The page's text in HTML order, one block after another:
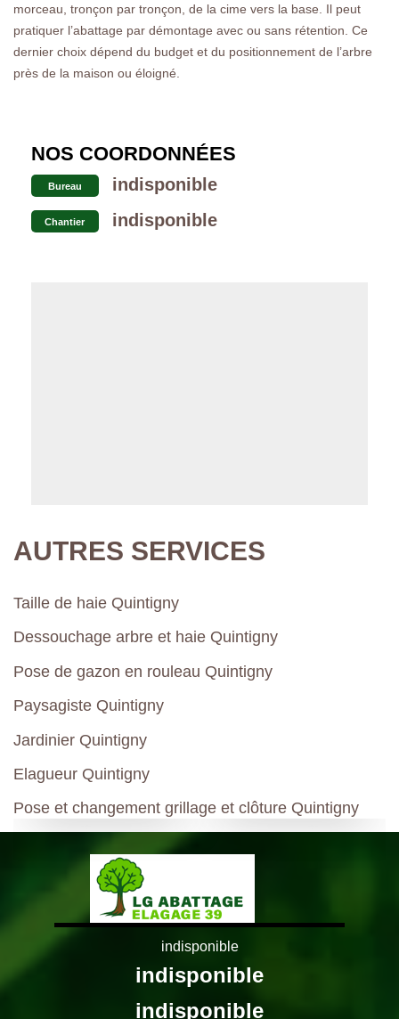
morceau, tronçon par tronçon, de la cime vers la base. Il peut
pratiquer l’abattage par démontage avec ou sans rétention. Ce
dernier choix dépend du budget et du positionnement de l’arbre
près de la maison ou éloigné.
NOS COORDONNÉES
Bureau indisponible
Chantier indisponible
AUTRES SERVICES
Taille de haie Quintigny
Dessouchage arbre et haie Quintigny
Pose de gazon en rouleau Quintigny
Paysagiste Quintigny
Jardinier Quintigny
Elagueur Quintigny
Pose et changement grillage et clôture Quintigny
indisponible
indisponible
indisponible